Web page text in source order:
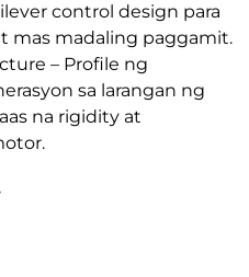
control design para
mas madaling paggamit.
– Profile ng
sa larangan ng
na rigidity at